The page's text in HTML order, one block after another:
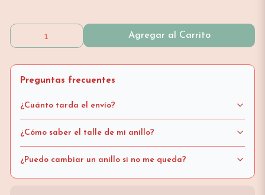
Agregar al Carrito
Preguntas frecuentes
¿Cuánto tarda el envío?
¿Cómo saber el talle de mi anillo?
¿Puedo cambiar un anillo si no me queda?